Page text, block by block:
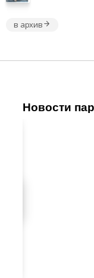
в архив
Новости